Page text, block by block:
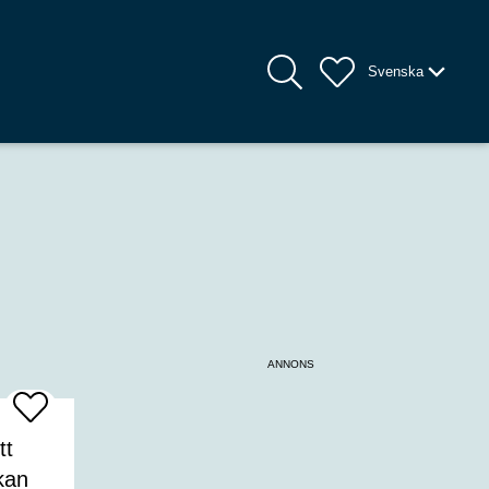
Svenska
Add
To
ANNONS